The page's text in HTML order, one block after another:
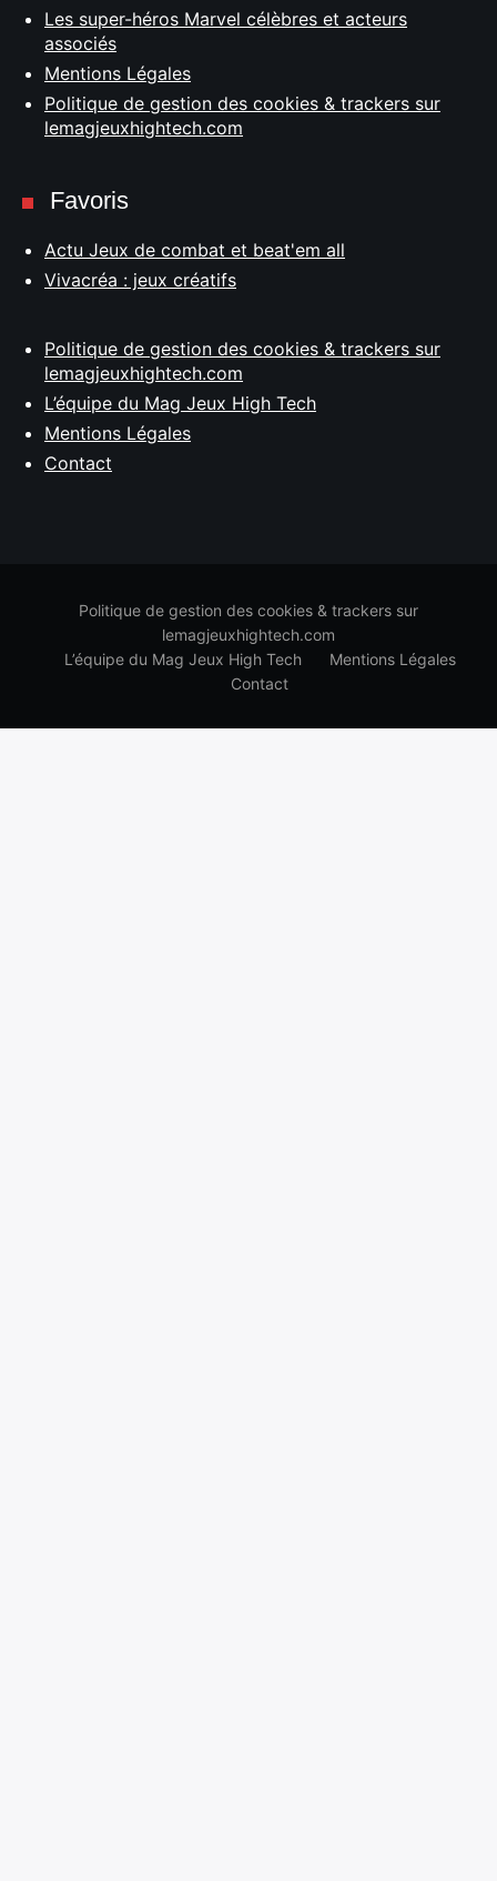
Les super-héros Marvel célèbres et acteurs
associés
Mentions Légales
Politique de gestion des cookies & trackers sur
lemagjeuxhightech.com
Favoris
Actu Jeux de combat et beat'em all
Vivacréa : jeux créatifs
Politique de gestion des cookies & trackers sur
lemagjeuxhightech.com
L’équipe du Mag Jeux High Tech
Mentions Légales
Contact
Politique de gestion des cookies & trackers sur
lemagjeuxhightech.com
L’équipe du Mag Jeux High Tech
Mentions Légales
Contact